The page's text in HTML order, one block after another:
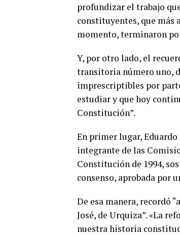
profundizar el trabajo
constituyentes, que más
momento, terminaron
Y, por otro lado, el
transitoria número uno,
imprescriptibles por
estudiar y que hoy
Constitución”.
En primer lugar,
integrante de las
Constitución de 1994,
consenso, aprobada por
De esa manera, recordó
José, de Urquiza”. «La
nuestra historia